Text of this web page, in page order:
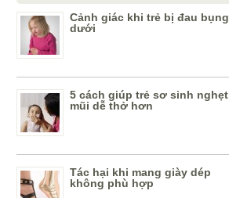
Cảnh giác khi trẻ bị đau bụng
dưới
5 cách giúp trẻ sơ sinh nghẹt
mũi dễ thở hơn
Tác hại khi mang giày dép
không phù hợp